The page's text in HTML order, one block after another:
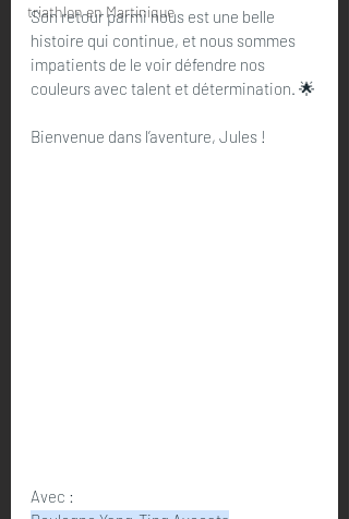
triathlon en Martinique
Son retour parmi nous est une belle
histoire qui continue, et nous sommes
impatients de le voir défendre nos
couleurs avec talent et détermination. 🌟
Bienvenue dans l’aventure, Jules !
Avec :